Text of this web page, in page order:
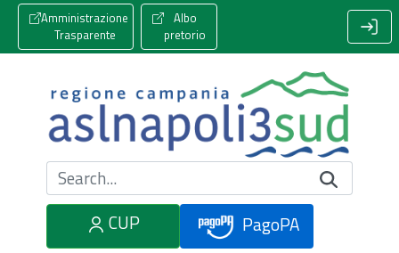
Amministrazione
Trasparente
Albo
pretorio
Cerca nel sito
CUP
PagoPA